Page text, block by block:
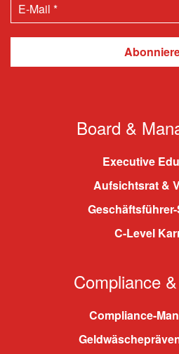
Board &
Executive
Aufsichtsrat &
C-Level
Compliance
Compliance-